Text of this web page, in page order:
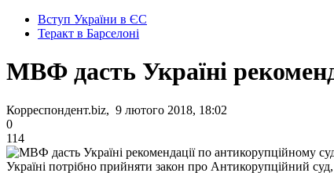
Вступ України в ЄС
Теракт в Барселоні
МВФ дасть Україні
Корреспондент.biz, 9 лютого 2018, 18:02
0
114
Україні потрібно прийняти закон про Антикорупційний